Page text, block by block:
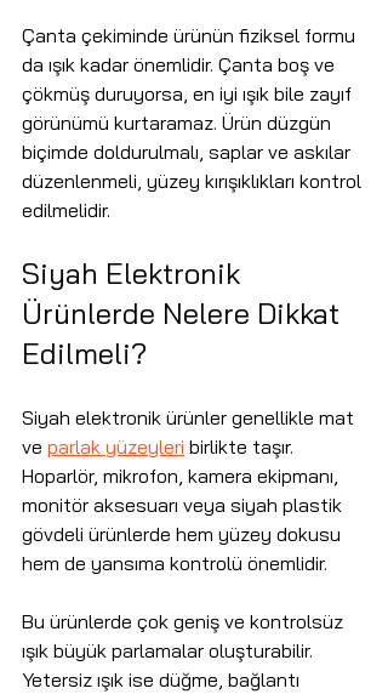
Çanta çekiminde ürünün fiziksel formu
da ışık kadar önemlidir. Çanta boş ve
çökmüş duruyorsa, en iyi ışık bile zayıf
görünümü kurtaramaz. Ürün düzgün
biçimde doldurulmalı, saplar ve askılar
düzenlenmeli, yüzey kırışıklıkları kontrol
edilmelidir.
Siyah Elektronik
Ürünlerde Nelere Dikkat
Edilmeli?
Siyah elektronik ürünler genellikle mat
ve parlak yüzeyleri birlikte taşır.
Hoparlör, mikrofon, kamera ekipmanı,
monitör aksesuarı veya siyah plastik
gövdeli ürünlerde hem yüzey dokusu
hem de yansıma kontrolü önemlidir.
Bu ürünlerde çok geniş ve kontrolsüz
ışık büyük parlamalar oluşturabilir.
Yetersiz ışık ise düğme, bağlantı